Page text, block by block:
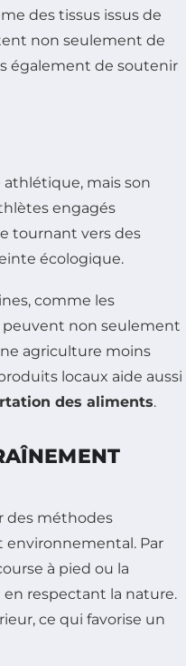
des tissus issus de
non seulement de
également de soutenir
mais son
engagés
tournant vers des
écologique.
comme les
peuvent non seulement
agriculture moins
locaux aide aussi
des aliments.
des méthodes
environnemental. Par
à pied ou la
respectant la nature.
ce qui favorise un